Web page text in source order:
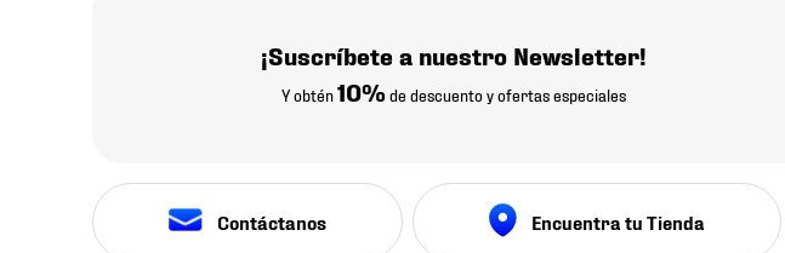
¡Suscríbete a nuestro Newsletter!
Y obtén10% de descuento y ofertas especiales
Contáctanos Encuentra tu Tienda